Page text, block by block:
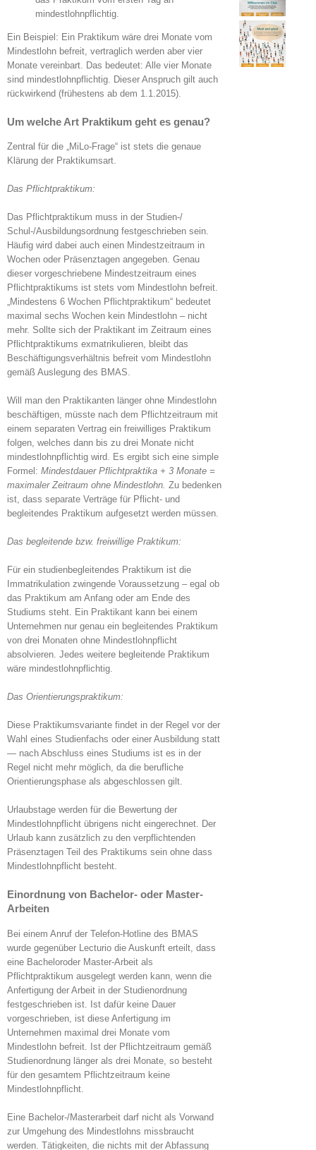
mindestlohnpflichtig.
Ein Beispiel: Ein Praktikum wäre drei Monate vom
Mindestlohn befreit, vertraglich werden aber vier
Monate vereinbart. Das bedeutet: Alle vier Monate
sind mindestlohnpflichtig. Dieser Anspruch gilt auch
rückwirkend (frühestens ab dem 1.1.2015).
Um welche Art Praktikum geht es genau?
Zentral für die „MiLo-Frage“ ist stets die genaue
Klärung der Praktikumsart.
Das Pflichtpraktikum:
Das Pflichtpraktikum muss in der Studien-/
Schul-/Ausbildungsordnung festgeschrieben sein.
Häufig wird dabei auch einen Mindestzeitraum in
Wochen oder Präsenztagen angegeben. Genau
dieser vorgeschriebene Mindestzeitraum eines
Pflichtpraktikums ist stets vom Mindestlohn befreit.
„Mindestens 6 Wochen Pflichtpraktikum“ bedeutet
maximal sechs Wochen kein Mindestlohn – nicht
mehr. Sollte sich der Praktikant im Zeitraum eines
Pflichtpraktikums exmatrikulieren, bleibt das
Beschäftigungsverhältnis befreit vom Mindestlohn
gemäß Auslegung des BMAS.
Will man den Praktikanten länger ohne Mindestlohn
beschäftigen, müsste nach dem Pflichtzeitraum mit
einem separaten Vertrag ein freiwilliges Praktikum
folgen, welches dann bis zu drei Monate nicht
mindestlohnpflichtig wird. Es ergibt sich eine simple
Formel: Mindestdauer Pflichtpraktika + 3 Monate =
maximaler Zeitraum ohne Mindestlohn. Zu bedenken
ist, dass separate Verträge für Pflicht- und
begleitendes Praktikum aufgesetzt werden müssen.
Das begleitende bzw. freiwillige Praktikum:
Für ein studienbegleitendes Praktikum ist die
Immatrikulation zwingende Voraussetzung – egal ob
das Praktikum am Anfang oder am Ende des
Studiums steht. Ein Praktikant kann bei einem
Unternehmen nur genau ein begleitendes Praktikum
von drei Monaten ohne Mindestlohnpflicht
absolvieren. Jedes weitere begleitende Praktikum
wäre mindestlohnpflichtig.
Das Orientierungspraktikum:
Diese Praktikumsvariante findet in der Regel vor der
Wahl eines Studienfachs oder einer Ausbildung statt
— nach Abschluss eines Studiums ist es in der
Regel nicht mehr möglich, da die berufliche
Orientierungsphase als abgeschlossen gilt.
Urlaubstage werden für die Bewertung der
Mindestlohnpflicht übrigens nicht eingerechnet. Der
Urlaub kann zusätzlich zu den verpflichtenden
Präsenztagen Teil des Praktikums sein ohne dass
Mindestlohnpflicht besteht.
Einordnung von Bachelor- oder Master-
Arbeiten
Bei einem Anruf der Telefon-Hotline des BMAS
wurde gegenüber Lecturio die Auskunft erteilt, dass
eine Bacheloroder Master-Arbeit als
Pflichtpraktikum ausgelegt werden kann, wenn die
Anfertigung der Arbeit in der Studienordnung
festgeschrieben ist. Ist dafür keine Dauer
vorgeschrieben, ist diese Anfertigung im
Unternehmen maximal drei Monate vom
Mindestlohn befreit. Ist der Pflichtzeitraum gemäß
Studienordnung länger als drei Monate, so besteht
für den gesamtem Pflichtzeitraum keine
Mindestlohnpflicht.
Eine Bachelor-/Masterarbeit darf nicht als Vorwand
zur Umgehung des Mindestlohns missbraucht
werden. Tätigkeiten, die nichts mit der Abfassung